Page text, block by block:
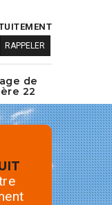
de
22